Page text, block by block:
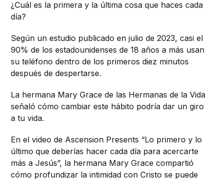
¿Cuál es la primera y la última cosa que haces cada
día?
Según un estudio publicado en julio de 2023, casi el
90% de los estadounidenses de 18 años a más usan
su teléfono dentro de los primeros diez minutos
después de despertarse.
La hermana Mary Grace de las Hermanas de la Vida
señaló cómo cambiar este hábito podría dar un giro
a tu vida.
En el video de Ascension Presents “Lo primero y lo
último que deberías hacer cada día para acercarte
más a Jesús”, la hermana Mary Grace compartió
cómo profundizar la intimidad con Cristo se puede